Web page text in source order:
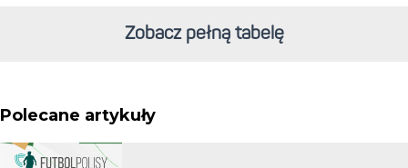
Zobacz pełną tabelę
Polecane artykuły